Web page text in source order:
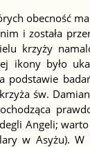
obecność
i została
krzyży
było
podstawie
św.
Angeli;
w Asyżu).